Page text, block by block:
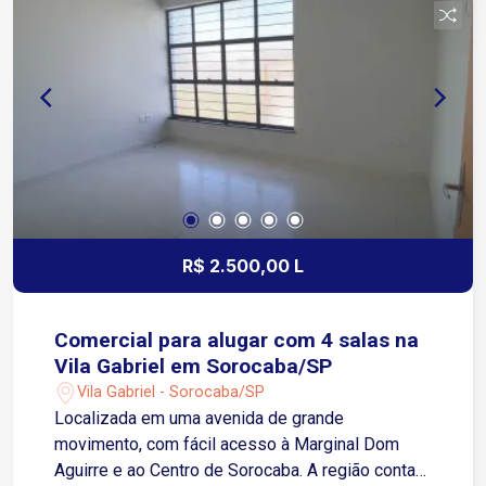
distribuição, academias, concessionárias,
depósitos e empresas de diversos segmentos
Agende sua visita e conheça o espaço ideal para
impulsionar o seu negócio!
R$ 2.500,00 L
Comercial para alugar com 4 salas na
Vila Gabriel em Sorocaba/SP
Vila Gabriel - Sorocaba/SP
Localizada em uma avenida de grande
movimento, com fácil acesso à Marginal Dom
Aguirre e ao Centro de Sorocaba. A região conta